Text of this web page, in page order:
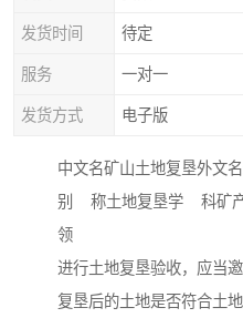
发货时间 待定
服务 一对一
发货方式 电子版
中文名矿山土地复垦外文
别 称土地复垦学 科矿
领
进行土地复垦验收，应当
复垦后的土地是否符合土